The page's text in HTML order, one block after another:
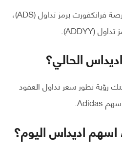
تم ادراجهُ سنة 1995 في بورصة فرانكفورت برمز تداول (ADS)،
الحالي؟
رؤية تطور سعر تداول العقود
اديداس اليوم؟